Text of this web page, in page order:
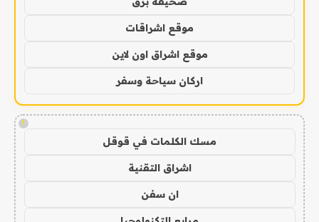
موقع اشراقات
موقع اشراق اون لاين
اركان سياحة وسفر
!
مسك الكلمات في قوقل
اشراق التقنية
ان سفن